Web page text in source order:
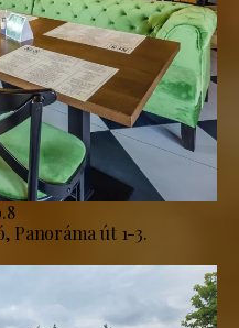
Panoráma út 1-3.